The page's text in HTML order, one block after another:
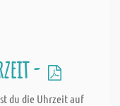
-
du die Uhrzeit auf